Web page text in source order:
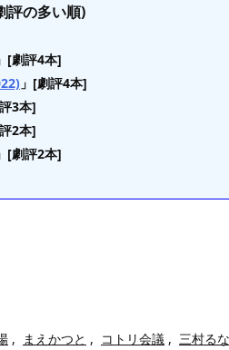
評の多い順)
」[劇評4本]
」[劇評4本]
3本]
2本]
」[劇評2本]
, まえかつと , コトリ会議 , 三村るな